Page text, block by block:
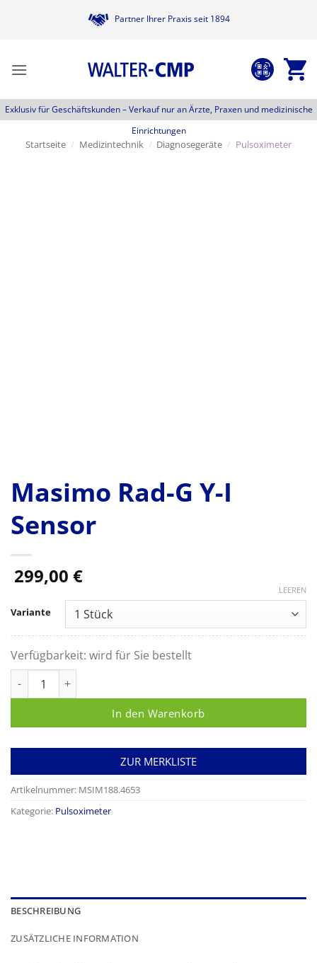
Partner Ihrer Praxis seit 1894
Exklusiv für Geschäftskunden –Verkauf nur an Ärzte, Praxen und medizinische
Einrichtungen
Startseite / Medizintechnik / Diagnosegeräte / Pulsoximeter
Masimo Rad-G Y-I
Sensor
299,00 €
Variante
LEEREN
Verfügbarkeit: wird für Sie bestellt
In den Warenkorb
ZUR MERKLISTE
Artikelnummer: MSIM188.4653
Kategorie: Pulsoximeter
BESCHREIBUNG
ZUSÄTZLICHE INFORMATION